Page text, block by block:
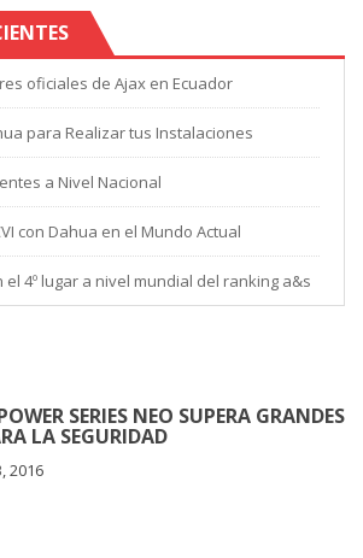
oficiales de Ajax en Ecuador
para Realizar tus Instalaciones
a Nivel Nacional
con Dahua en el Mundo Actual
4º lugar a nivel mundial del ranking a&s
SERIES NEO SUPERA GRANDES
LA SEGURIDAD
2016